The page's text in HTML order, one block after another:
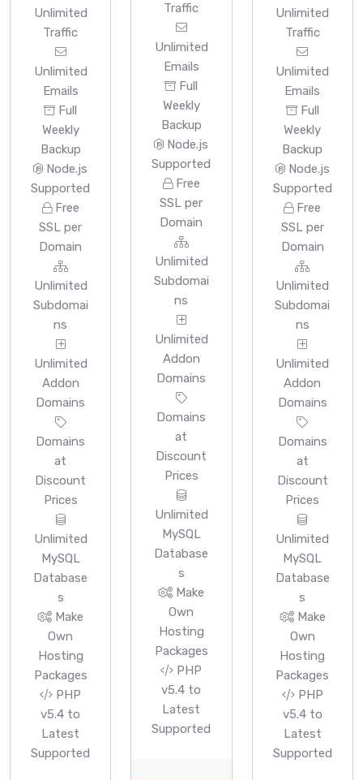
Unlimited
Traffic
Unlimited
Emails
Full
Weekly
Backup
Node.js
Supported
Free
SSL per
Domain
Unlimited
Subdomai
ns
Unlimited
Addon
Domains
Domains
at
Discount
Prices
Unlimited
MySQL
Database
s
Make
Own
Hosting
Packages
PHP
v5.4 to
Latest
Supported
Traffic
Unlimited
Emails
Full
Weekly
Backup
Node.js
Supported
Free
SSL per
Domain
Unlimited
Subdomai
ns
Unlimited
Addon
Domains
Domains
at
Discount
Prices
Unlimited
MySQL
Database
s
Make
Own
Hosting
Packages
PHP
v5.4 to
Latest
Supported
Unlimited
Traffic
Unlimited
Emails
Full
Weekly
Backup
Node.js
Supported
Free
SSL per
Domain
Unlimited
Subdomai
ns
Unlimited
Addon
Domains
Domains
at
Discount
Prices
Unlimited
MySQL
Database
s
Make
Own
Hosting
Packages
PHP
v5.4 to
Latest
Supported